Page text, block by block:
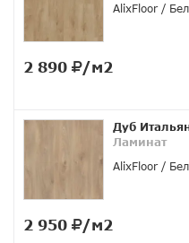
AlixFloor
2 890 /м2
Дуб
Ламинат
AlixFloor
2 950 /м2